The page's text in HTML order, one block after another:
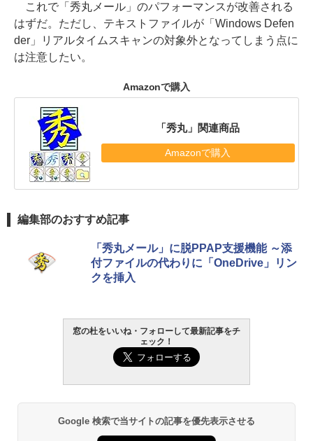
これで「秀丸メール」のパフォーマンスが改善される
はずだ。ただし、テキストファイルが「Windows Defen
der」リアルタイムスキャンの対象外となってしまう点に
は注意したい。
Amazonで購入
「秀丸」関連商品
Amazonで購入
編集部のおすすめ記事
「秀丸メール」に脱PPAP支援機能 ～添
付ファイルの代わりに「OneDrive」リン
クを挿入
窓の杜をいいね・フォローして最新記事をチ
ェック！
Google 検索で当サイトの記事を優先表示させる